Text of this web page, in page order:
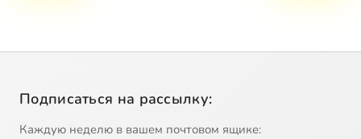
Подписаться на рассылку:
Каждую неделю в вашем почтовом ящике: